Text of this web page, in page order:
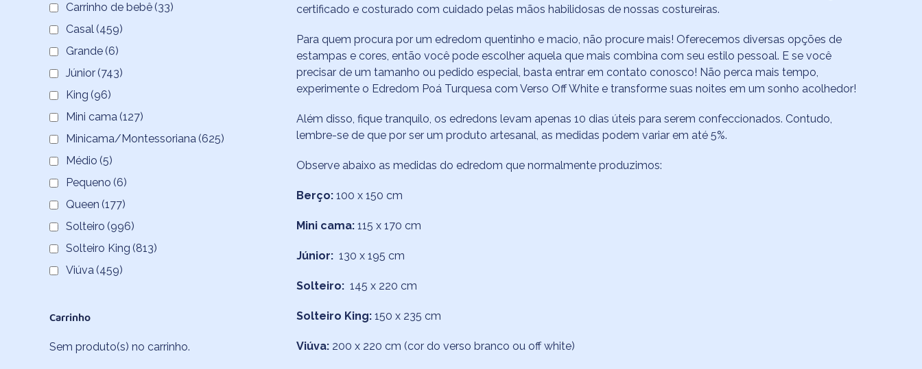
certificado e costurado com cuidado pelas mãos habilidosas de nossas costureiras.
Para quem procura por um edredom quentinho e macio, não procure mais! Oferecemos diversas opções de
estampas e cores, então você pode escolher aquela que mais combina com seu estilo pessoal. E se você
precisar de um tamanho ou pedido especial, basta entrar em contato conosco! Não perca mais tempo,
experimente o Edredom Poá Turquesa com Verso Off White e transforme suas noites em um sonho acolhedor!
Além disso, fique tranquilo, os edredons levam apenas 10 dias úteis para serem confeccionados. Contudo,
lembre-se de que por ser um produto artesanal, as medidas podem variar em até 5%.
Observe abaixo as medidas do edredom que normalmente produzimos:
Berço: 100 x 150 cm
Mini cama: 115 x 170 cm
Júnior: 130 x 195 cm
Solteiro: 145 x 220 cm
Solteiro King: 150 x 235 cm
Viúva: 200 x 220 cm (cor do verso branco ou off white)
Carrinho de bebê (33)
Casal (459)
Grande (6)
Júnior (743)
King (96)
Mini cama (127)
Minicama/Montessoriana (625)
Médio (5)
Pequeno (6)
Queen (177)
Solteiro (996)
Solteiro King (813)
Viúva (459)
Carrinho
Sem produto(s) no carrinho.